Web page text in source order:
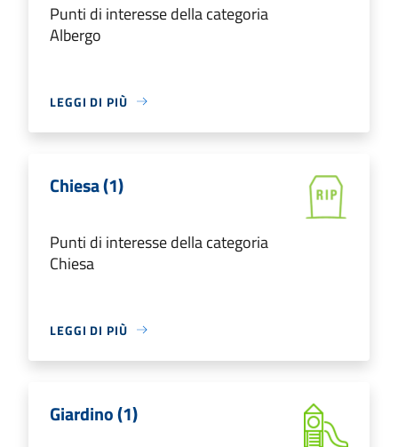
Punti di interesse della categoria
Albergo
LEGGI DI PIÙ
Chiesa (1)
Punti di interesse della categoria
Chiesa
LEGGI DI PIÙ
Giardino (1)